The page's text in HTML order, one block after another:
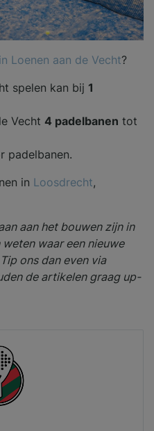
Loenen aan de Vecht?
spelen kan bij 1
Vecht 4 padelbanen tot
padelbanen.
in Loosdrecht,
aan het bouwen zijn in
waar een nieuwe
ons dan even via
de artikelen graag up-